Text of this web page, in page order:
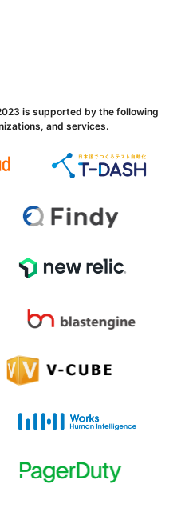
is supported by the following
and services.